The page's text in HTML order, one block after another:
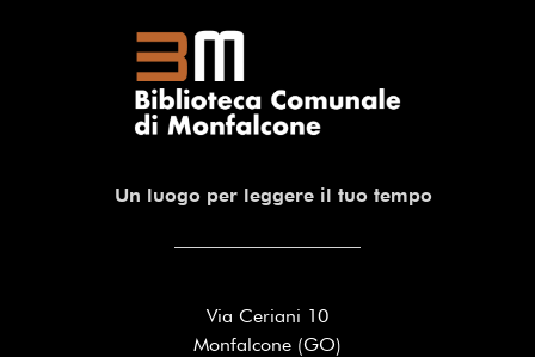
Un luogo per leggere il tuo tempo
Via Ceriani 10
Monfalcone (GO)